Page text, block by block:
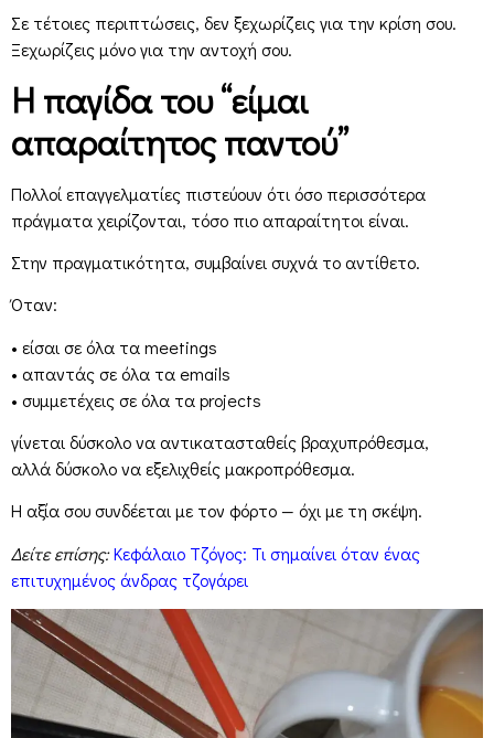
Σε τέτοιες περιπτώσεις, δεν ξεχωρίζεις για την κρίση σου.
Ξεχωρίζεις μόνο για την αντοχή σου.
Η παγίδα του “είμαι
απαραίτητος παντού”
Πολλοί επαγγελματίες πιστεύουν ότι όσο περισσότερα
πράγματα χειρίζονται, τόσο πιο απαραίτητοι είναι.
Στην πραγματικότητα, συμβαίνει συχνά το αντίθετο.
Όταν:
• είσαι σε όλα τα meetings
• απαντάς σε όλα τα emails
• συμμετέχεις σε όλα τα projects
γίνεται δύσκολο να αντικατασταθείς βραχυπρόθεσμα,
αλλά δύσκολο να εξελιχθείς μακροπρόθεσμα.
Η αξία σου συνδέεται με τον φόρτο — όχι με τη σκέψη.
Δείτε επίσης:Κεφάλαιο Τζόγος: Τι σημαίνει όταν ένας
επιτυχημένος άνδρας τζογάρει